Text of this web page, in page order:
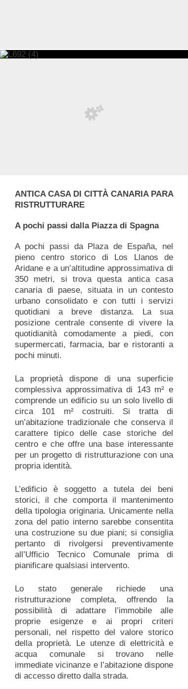
ANTICA CASA DI CITTÀ CANARIA PARA
RISTRUTTURARE
A pochi passi dalla Piazza di Spagna
A pochi passi da Plaza de España, nel
pieno centro storico di Los Llanos de
Aridane e a un’altitudine approssimativa di
350 metri, si trova questa antica casa
canaria di paese, situata in un contesto
urbano consolidato e con tutti i servizi
quotidiani a breve distanza. La sua
posizione centrale consente di vivere la
quotidianità comodamente a piedi, con
supermercati, farmacia, bar e ristoranti a
pochi minuti.
La proprietà dispone di una superficie
complessiva approssimativa di 143 m² e
comprende un edificio su un solo livello di
circa 101 m² costruiti. Si tratta di
un’abitazione tradizionale che conserva il
carattere tipico delle case storiche del
centro e che offre una base interessante
per un progetto di ristrutturazione con una
propria identità.
L’edificio è soggetto a tutela dei beni
storici, il che comporta il mantenimento
della tipologia originaria. Unicamente nella
zona del patio interno sarebbe consentita
una costruzione su due piani; si consiglia
pertanto di rivolgersi preventivamente
all’Ufficio Tecnico Comunale prima di
pianificare qualsiasi intervento.
Lo stato generale richiede una
ristrutturazione completa, offrendo la
possibilità di adattare l’immobile alle
proprie esigenze e ai propri criteri
personali, nel rispetto del valore storico
della proprietà. Le utenze di elettricità e
acqua comunale si trovano nelle
immediate vicinanze e l’abitazione dispone
di accesso diretto dalla strada.